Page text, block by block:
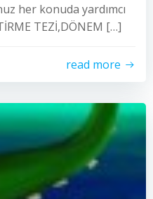
her konuda yardımcı
TEZİ,DÖNEM […]
read more